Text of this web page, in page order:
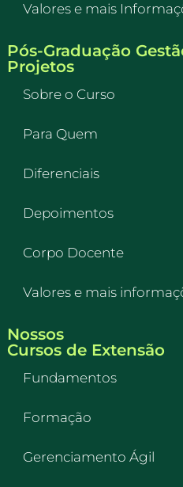
Valores e mais
Pós-Graduação
Projetos
Sobre o Curso
Para Quem
Diferenciais
Depoimentos
Corpo Docente
Valores e mais
Nossos
Cursos de Extensão
Fundamentos
Formação
Gerenciamento Ágil